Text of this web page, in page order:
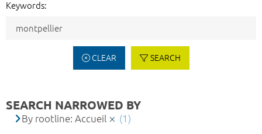
Keywords:
CLEAR SEARCH
SEARCH NARROWED BY
By rootline: Accueil (1)